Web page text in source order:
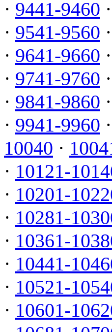
· 9441-9460 ·
· 9541-9560 ·
· 9641-9660 ·
· 9741-9760 ·
· 9841-9860 ·
· 9941-9960 ·
10040 ·
· 10121-
· 10201-
· 10281-
· 10361-
· 10441-
· 10521-
· 10601-